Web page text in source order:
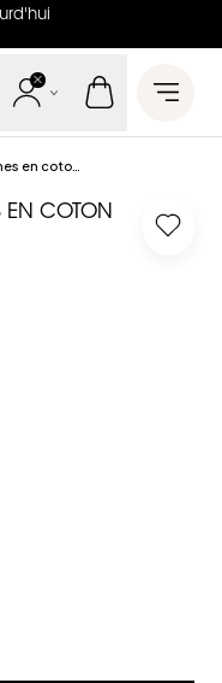
Open
EN COTON
Log